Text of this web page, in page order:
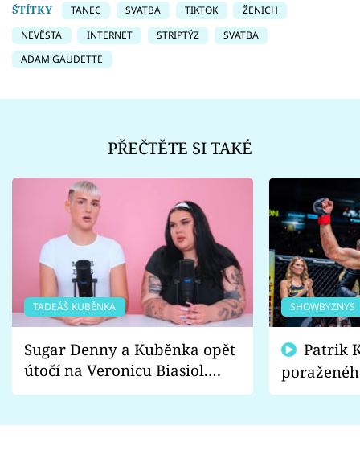
ŠTÍTKY TANEC SVATBA TIKTOK
ŽENICH
NEVĚSTA
INTERNET STRIPTÝZ
SVATBA
ADAM GAUDETTE
PŘEČTĚTE SI TAKÉ
TADEÁŠ KUBĚNKA
Sugar Denny a Kuběnka opět
útočí na Veronicu Biasiol.
Proč je podle nich falešná a
SHOWBYZNYS
fanoušci